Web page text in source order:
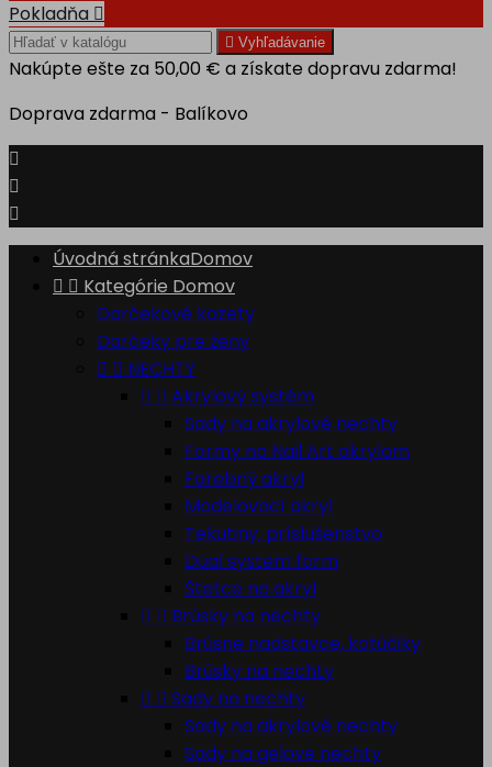
Pokladňa 
 Vyhľadávanie
Nakúpte ešte za 50,00 € a získate dopravu zdarma!
Doprava zdarma - Balíkovo



Úvodná stránkaDomov
  Kategórie Domov
Darčekové kazety
Darčeky pre ženy
  NECHTY
  Akrylový systém
Sady na akrylové nechty
Formy na Nail Art akrylom
Farebný akryl
Modelovací akryl
Tekutiny, príslušenstvo
Dual system form
Štetce na akryl
  Brúsky na nechty
Brúsne nadstavce, kotúčiky
Brúsky na nechty
  Sady na nechty
Sady na akrylové nechty
Sady na gelove nechty